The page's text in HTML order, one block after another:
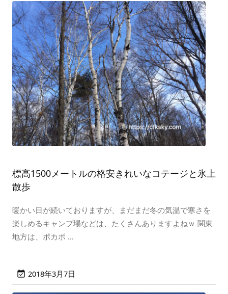
標高1500メートルの格安きれいなコテージと氷上
散歩
暖かい日が続いておりますが、まだまだ冬の気温で寒さを
楽しめるキャンプ場などは、たくさんありますよねｗ 関東
地方は、ポカポ ...
 2018年3月7日